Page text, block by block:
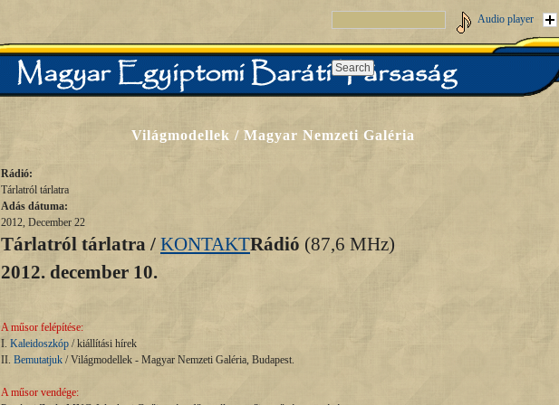
Audio player
Világmodellek / Magyar Nemzeti Galéria
Rádió:
Tárlatról tárlatra
Adás dátuma:
2012, December 22
Tárlatról tárlatra / KONTAKTRádió (87,6 MHz)
2012. december 10.
A műsor felépítése:
I. Kaleidoszkóp / kiállítási hírek
II. Bemutatjuk / Világmodellek - Magyar Nemzeti Galéria, Budapest.
A műsor vendége: